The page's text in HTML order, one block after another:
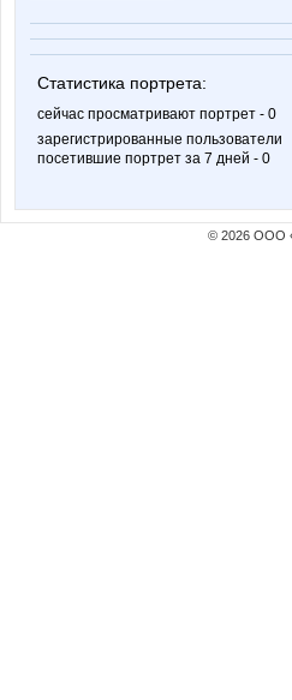
Статистика портрета:
сейчас просматривают портрет - 0
зарегистрированные пользователи
посетившие портрет за 7 дней - 0
© 2026 ООО